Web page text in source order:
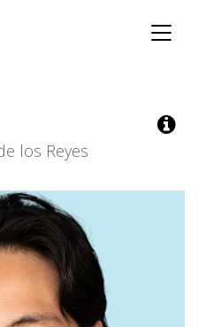
Toggle
los Reyes